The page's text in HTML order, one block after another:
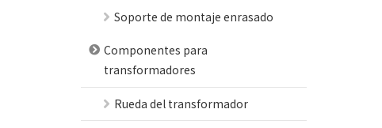
Soporte de montaje enrasado
Componentes para
transformadores
Rueda del transformador